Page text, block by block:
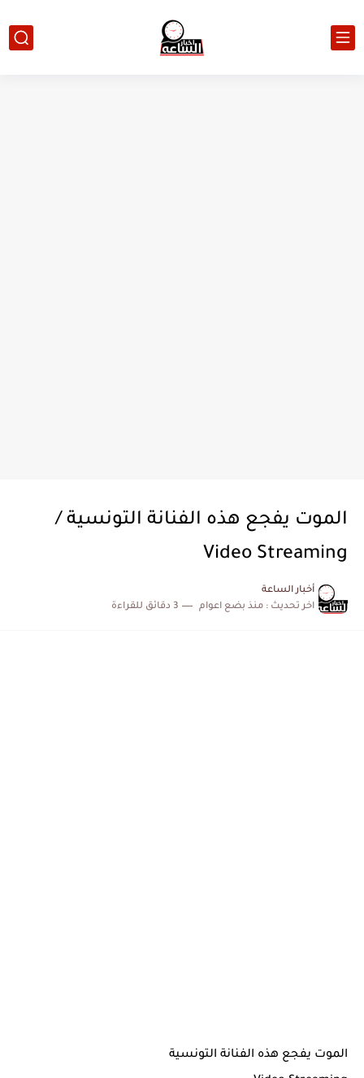
الموت يفجع هذه الفنانة التونسية /
Video Streaming
أخبار الساعة
اخر تحديث : منذ بضع اعوام 3 دقائق للقراءة
الموت يفجع هذه الفنانة التونسية